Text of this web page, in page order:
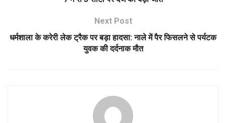
Next Post
धर्मशाला के करेरी लेक ट्रैक पर बड़ा हादसा: नाले में पैर फिसलने से पर्यटक
युवक की दर्दनाक मौत